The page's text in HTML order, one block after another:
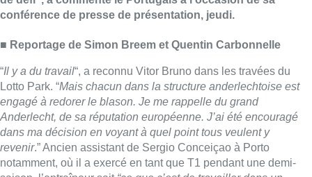
grand club. Je connais les exigences, et j’aime ça .”
Gillet, figure du club anderlechtois, qu’il a côtoyé à Nantes. “
mais il m’a
souhaité bonne chance“. Mais Vitor Bruno n’a pas évoqué
Conceiçao lui-même, le Soulier d’Or 2005 sous l’égide duquel
il a travaillé pendant 12 ans.
“Je donnerai tout et demanderai le maximum”
Vitor Bruno a atterri dans un environnement particulier à